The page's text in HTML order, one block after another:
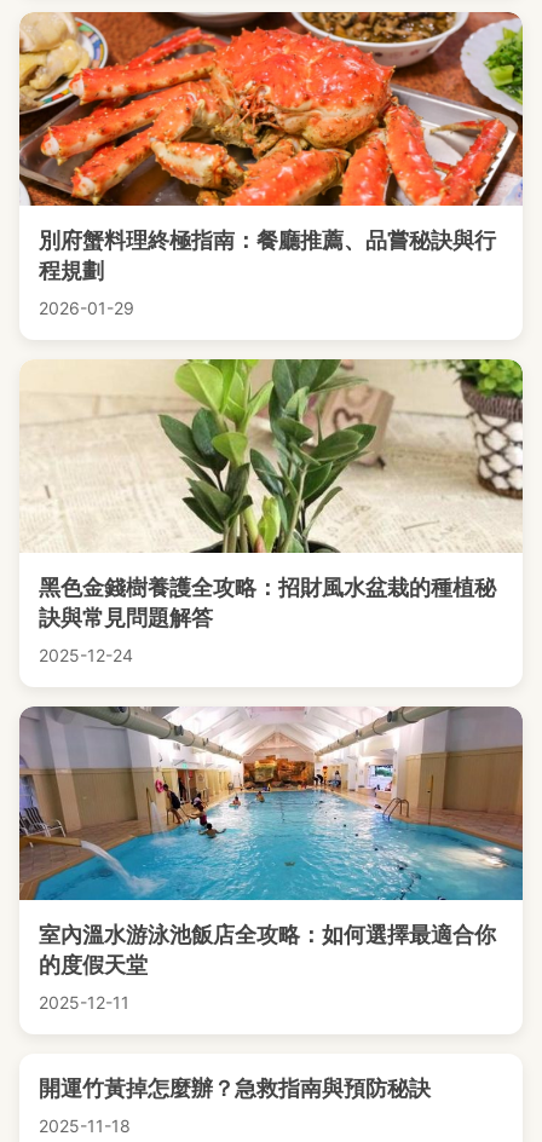
別府蟹料理終極指南：餐廳推薦、品嘗秘訣與行
程規劃
2026-01-29
黑色金錢樹養護全攻略：招財風水盆栽的種植秘
訣與常見問題解答
2025-12-24
室內溫水游泳池飯店全攻略：如何選擇最適合你
的度假天堂
2025-12-11
開運竹黃掉怎麼辦？急救指南與預防秘訣
2025-11-18